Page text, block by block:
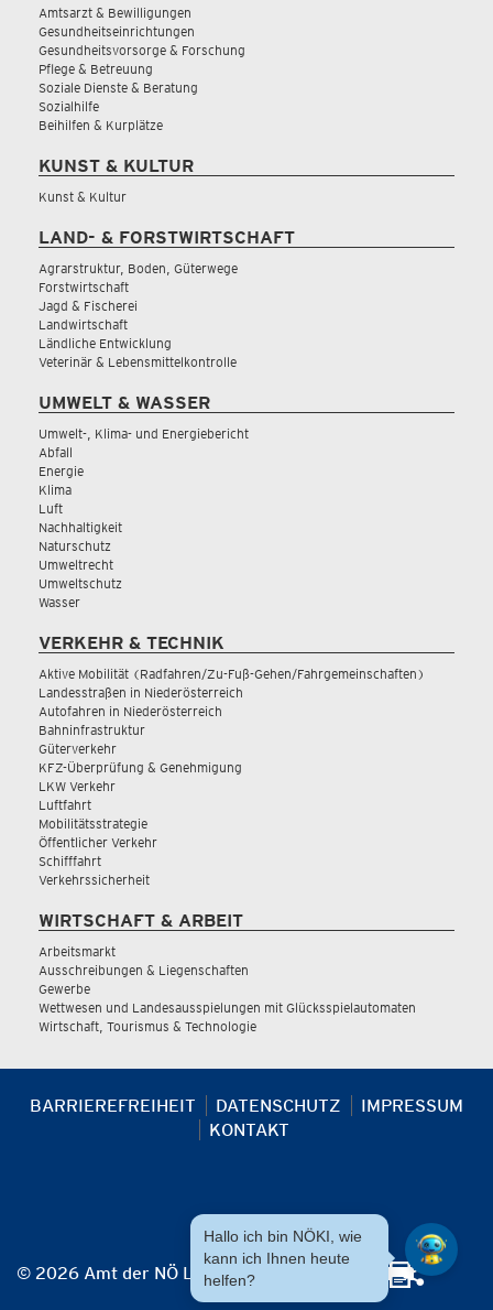
Amtsarzt & Bewilligungen
Gesundheitseinrichtungen
Gesundheitsvorsorge & Forschung
Pflege & Betreuung
Soziale Dienste & Beratung
Sozialhilfe
Beihilfen & Kurplätze
KUNST & KULTUR
Kunst & Kultur
LAND- & FORSTWIRTSCHAFT
Agrarstruktur, Boden, Güterwege
Forstwirtschaft
Jagd & Fischerei
Landwirtschaft
Ländliche Entwicklung
Veterinär & Lebensmittelkontrolle
UMWELT & WASSER
Umwelt-, Klima- und Energiebericht
Abfall
Energie
Klima
Luft
Nachhaltigkeit
Naturschutz
Umweltrecht
Umweltschutz
Wasser
VERKEHR & TECHNIK
Aktive Mobilität (Radfahren/Zu-Fuß-Gehen/Fahrgemeinschaften)
Landesstraßen in Niederösterreich
Autofahren in Niederösterreich
Bahninfrastruktur
Güterverkehr
KFZ-Überprüfung & Genehmigung
LKW Verkehr
Luftfahrt
Mobilitätsstrategie
Öffentlicher Verkehr
Schifffahrt
Verkehrssicherheit
WIRTSCHAFT & ARBEIT
Arbeitsmarkt
Ausschreibungen & Liegenschaften
Gewerbe
Wettwesen und Landesausspielungen mit Glücksspielautomaten
Wirtschaft, Tourismus & Technologie
BARRIEREFREIHEIT DATENSCHUTZ
IMPRESSUM
KONTAKT
© 2026 Amt der NÖ Landesregierung
Hallo ich bin NÖKI, wie
kann ich Ihnen heute
helfen?